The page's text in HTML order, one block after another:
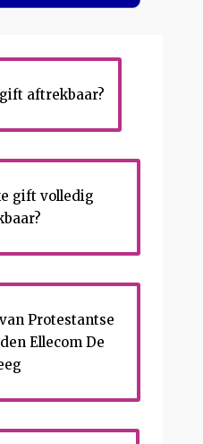
aftrekbaar?
gift volledig
Protestantse
Ellecom De